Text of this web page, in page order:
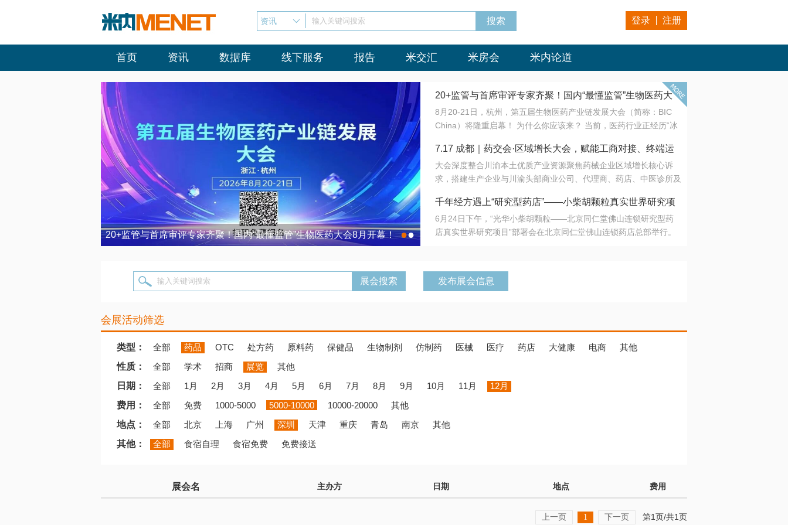
资讯 输入关键词搜索 登录 注册
首页 资讯 数据库 线下服务 报告 米交汇 米房会 米内论道
20+监管与首席审评专家齐聚！国内“最懂监管”生物医药大会8月开幕！ 7.17 成都｜药交会·区域增长大会，赋能工商对接、终端运营
●●
20+监管与首席审评专家齐聚！国内“最懂监管”生物医药大
会8月开幕！
8月20-21日，杭州，第五届生物医药产业链发展大会（简称：BIC
China）将隆重启幕！ 为什么你应该来？ 当前，医药行业正经历“冰
法正重新定义研发效率；另一端是创新药“最后一公里”的支付与入院
难题，呼唤更成熟的产业生态。 同质化“内卷”已无出路，全产业链协
同与出海能力建设才是破局关键。 本届大会以 “重构生态，定义未
算力突围；从中药创新、复杂药物制剂、CGT、多肽与小核酸的技
术攻坚，到CDMO的柔性智造。 我们致力于打破壁垒，让“实验
室”与“生产线”、“研发端”与“支付端”深度对话，更让监管、产业、资
7.17 成都｜药交会·区域增长大会，赋能工商对接、终端运
营
大会深度整合川渝本土优质产业资源聚焦药械企业区域增长核心诉
求，搭建生产企业与川渝头部商业公司、代理商、药店、中医诊所及
域增量份额夯实西南市场战略布局
千年经方遇上“研究型药店”——小柴胡颗粒真实世界研究项
目在北京同仁堂佛山连锁启动
6月24日下午，“光华小柴胡颗粒——北京同仁堂佛山连锁研究型药
店真实世界研究项目”部署会在北京同仁堂佛山连锁药店总部举行。
输入关键词搜索 发布展会信息
会展活动筛选
类型： 全部 药品 OTC 处方药 原料药 保健品 生物制剂 仿制药 医械 医疗 药店 大健康 电商
其他
性质：
全部 学术 招商 展览
其他
日期：
全部 1月 2月 3月 4月 5月 6月 7月 8月 9月 10月 11月
12月
费用：
全部 免费 1000-5000 5000-10000 10000-20000
其他
地点：
全部 北京 上海 广州 深圳 天津 重庆 青岛 南京
其他
其他：
全部 食宿自理 食宿免费 免费接送
展会名 主办方 日期 地点 费用
上一页 1 下一页 第1页/共1页